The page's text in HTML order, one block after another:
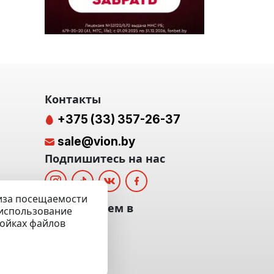
посещаемости
файлов
Контакты
+375 (33) 357-26-37
sale@vion.by
Подпишитесь на нас
Мы отвечаем в